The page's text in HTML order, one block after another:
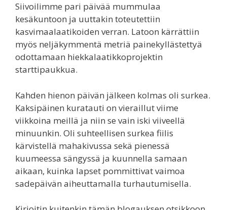
Siivoilimme pari päivää mummulaa
kesäkuntoon ja uuttakin toteutettiin
kasvimaalaatikoiden verran. Latoon kärrättiin
myös neljäkymmentä metriä painekyllästettyä
odottamaan hiekkalaatikkoprojektin
starttipaukkua.
Kahden hienon päivän jälkeen kolmas oli surkea.
Kaksipäinen kuratauti on vieraillut viime
viikkoina meillä ja niin se vain iski viiveellä
minuunkin. Oli suhteellisen surkea fiilis
kärvistellä mahakivussa sekä pienessä
kuumeessa sängyssä ja kuunnella samaan
aikaan, kuinka lapset pommittivat vaimoa
sadepäivän aiheuttamalla turhautumisella.